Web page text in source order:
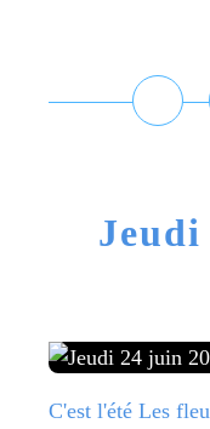
C'est l'été Les